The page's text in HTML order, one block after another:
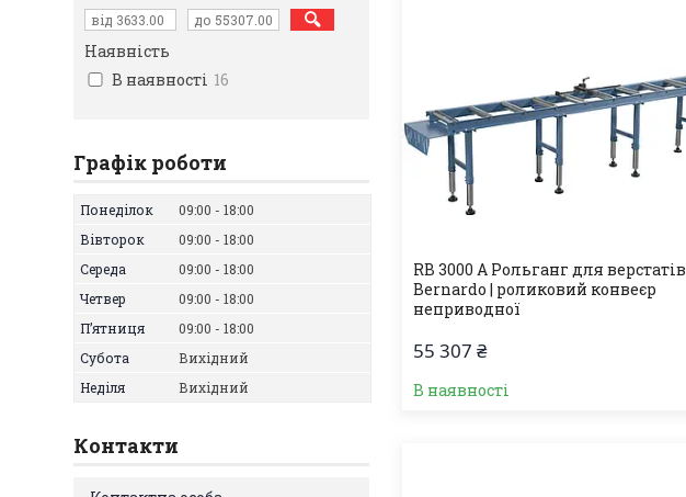
RB 3000 A Рольганг для верстатів
Bernardo | роликовий конвеєр
неприводної
55 307 ₴
В наявності
Наявність
В наявності 16
Графік роботи
Понеділок 09:00
18:00
Вівторок
09:00
18:00
Середа
09:00
18:00
Четвер
09:00
18:00
Пʼятниця
09:00
18:00
Субота
Вихідний
Неділя
Вихідний
Контакти